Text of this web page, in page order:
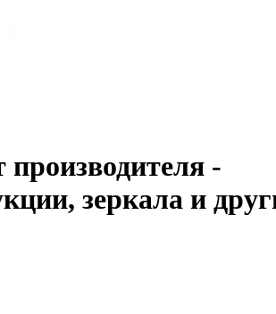
-
зеркала и